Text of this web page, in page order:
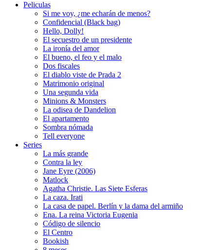
Peliculas
Si me voy, ¿me echarán de menos?
Confidencial (Black bag)
Hello, Dolly!
El secuestro de un presidente
La ironía del amor
El bueno, el feo y el malo
Dos fiscales
El diablo viste de Prada 2
Matrimonio original
Una segunda vida
Minions & Monsters
La odisea de Dandelion
El apartamento
Sombra nómada
Tell everyone
Series
La más grande
Contra la ley
Jane Eyre (2006)
Matlock
Agatha Christie. Las Siete Esferas
La caza. Irati
La casa de papel. Berlín y la dama del armiño
Ena. La reina Victoria Eugenia
Código de silencio
El Centro
Bookish